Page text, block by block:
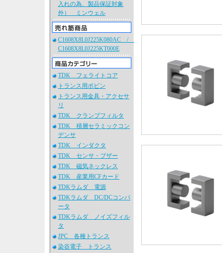
入れの為、製品保証対象
外） ミンウェル
C1608X8L0J225K080AC /
C1608X8L0J225KT000E
TDK フェライトコア
トランス用ボビン
トランス用金具・アクセサ
リ
TDK クランプフィルタ
TDK 積層セラミックコン
デンサ
TDK インダクタ
TDK センサ・ブザー
TDK 磁気ネックレス
TDK 産業用CFカード
TDKラムダ 電源
TDKラムダ DC/DCコンバ
ータ
TDKラムダ ノイズフィル
タ
JPC 各種トランス
染谷電子 トランス